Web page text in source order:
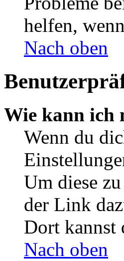
helfen,
Nach oben
Wie kann ich
Wenn du
Um diese
der Link
Dort kannst
Nach oben